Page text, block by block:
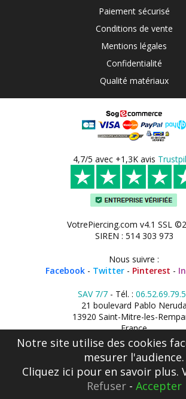
Paiement sécurisé
Conditions de vente
Mentions légales
Confidentialité
Qualité matériaux
4,7/5 avec +1,3K avis
VotrePiercing.com v4.1 SSL
SIREN : 514 303 973
Nous suivre :
Facebook - Twitter - Pinterest -
SAV 7/7- Tél. :
21 boulevard Pablo Neruda
13920 Saint-Mitre-les-
France
Notre site utilise des cookies
mesurer l'audience.
Cliquez ici pour en savoir plus.
Refuser- Accepter